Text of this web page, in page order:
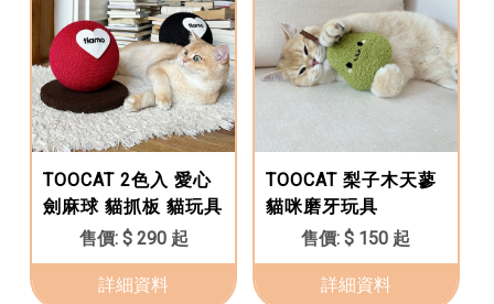
TOOCAT 2色入 愛心
劍麻球 貓抓板 貓玩具
磨爪
$ 290 起
詳細資料
TOOCAT 梨子木天蓼
貓咪磨牙玩具
$ 150 起
詳細資料